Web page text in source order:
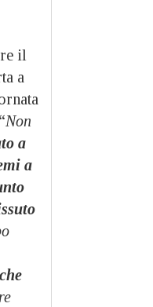
il
a
Non
a
a